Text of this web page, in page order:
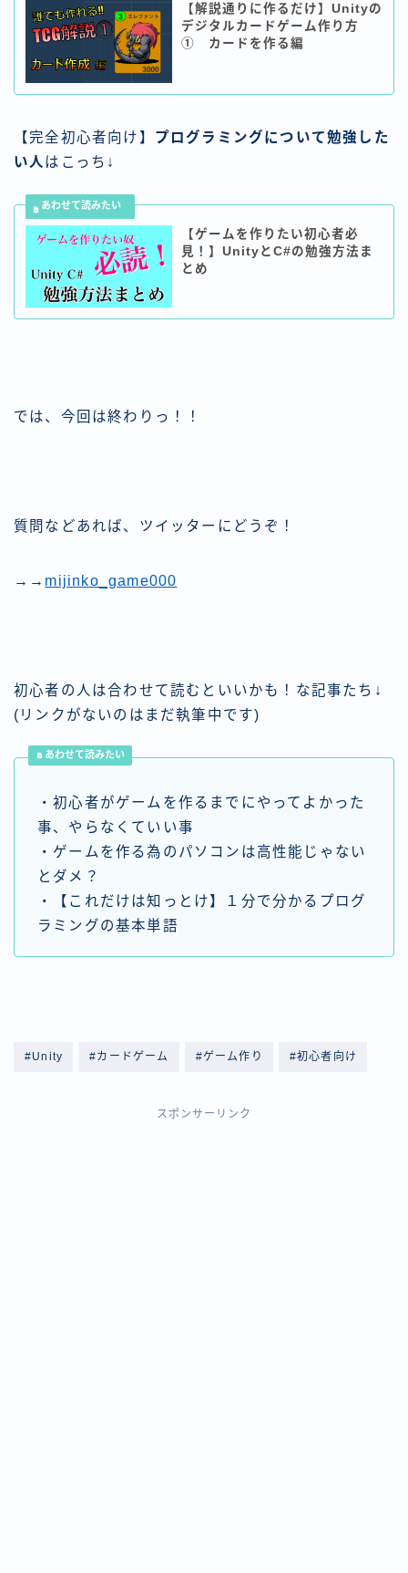
【解説通りに作るだけ】Unityの
デジタルカードゲーム作り方
① カードを作る編
【完全初心者向け】 プログラミングについて勉強した
い人 はこっち↓
【ゲームを作りたい初心者必
見！】UnityとC#の勉強方法ま
とめ
では、今回は終わりっ！！
質問などあれば、ツイッターにどうぞ！
→→ mijinko_game000
初心者の人は合わせて読むといいかも！な記事たち↓
(リンクがないのはまだ執筆中です)
あわせて読みたい
・初心者がゲームを作るまでにやってよかった
事、やらなくていい事
・ゲームを作る為のパソコンは高性能じゃない
とダメ？
・【これだけは知っとけ】１分で分かるプログ
ラミングの基本単語
#Unity #カードゲーム #ゲーム作り #初心者向け
スポンサーリンク